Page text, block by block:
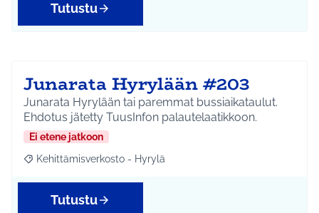
Tutustu
Junarata Hyrylään #203
Junarata Hyrylään tai paremmat bussiaikataulut.
Ehdotus jätetty TuusInfon palautelaatikkoon.
Ei etene jatkoon
Rajaa tulokset aihepiirin mukaan: Kehittämisverkosto - Hyrylä
Kehittämisverkosto - Hyrylä
Tutustu